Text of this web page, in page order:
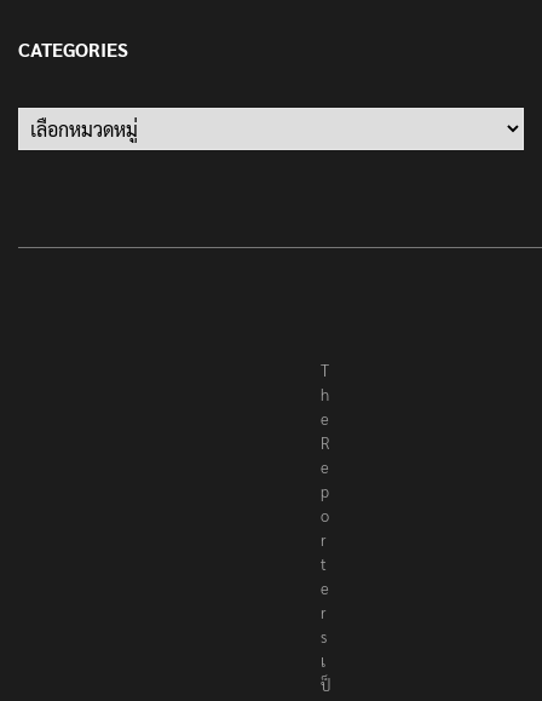
CATEGORIES
T
h
e
R
e
p
o
r
t
e
r
s